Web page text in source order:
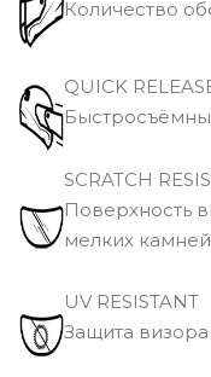
Количество
QUICK
SCRATCH
Поверхность
мелких
UV RESISTANT
Защита визора